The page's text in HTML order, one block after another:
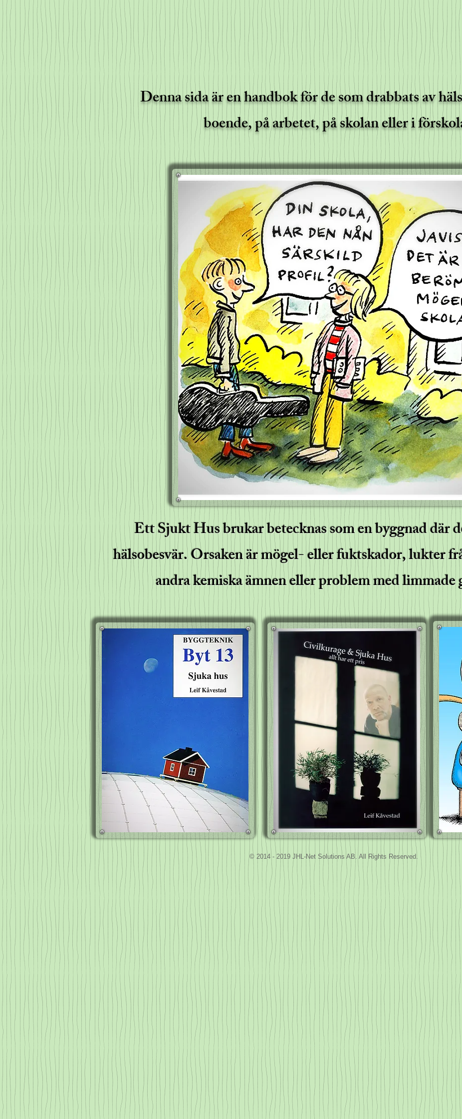
www.sjukahus.se
Denna sida är en handbok för de som drabbats av
boende, på arbetet, på skolan eller i
Ett Sjukt Hus brukar betecknas som en byggnad där
hälsobesvär. Orsaken är mögel- eller fuktskador, lukter
andra kemiska ämnen eller problem med
© 2014 - 2019 JHL-Net Solutions AB. All Rights Reserved.